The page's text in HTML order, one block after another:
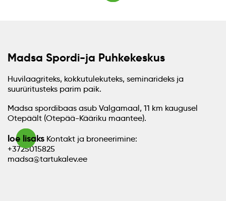
Madsa Spordi-ja Puhkekeskus
Huvilaagriteks, kokkutulekuteks, seminarideks ja
suurüritusteks parim paik.
Madsa spordibaas asub Valgamaal, 11 km kaugusel
Otepäält (Otepää-Kääriku maantee).
loe lisaks Kontakt ja broneerimine:
+3725015825
madsa@tartukalev.ee